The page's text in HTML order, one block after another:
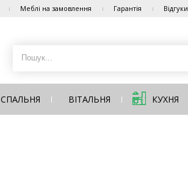
Меблі на замовлення Гарантія Відгуки
СПАЛЬНЯ ВІТАЛЬНЯ КУХНЯ